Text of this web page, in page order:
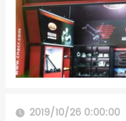
2019/10/26 0:00:00